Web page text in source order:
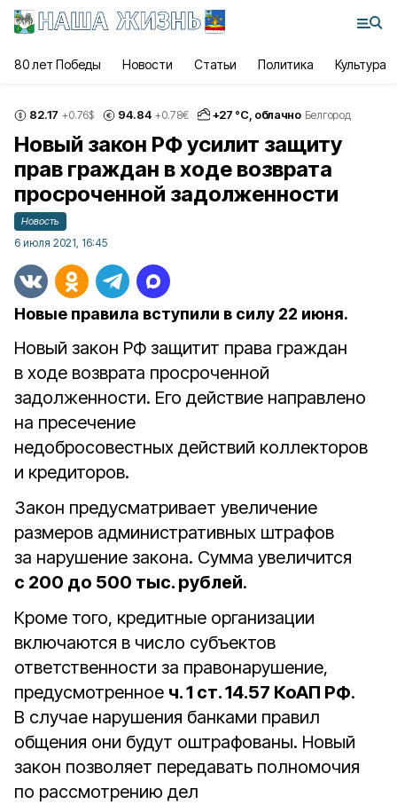
80 лет Победы Новости Статьи Политика Культура
82.17 +0.76$ 94.84 +0.78€ +27 °С, облачно Белгород
Новый закон РФ усилит защиту
прав граждан в ходе возврата
просроченной задолженности
Новость
6 июля 2021, 16:45
Новые правила вступили в силу 22 июня.
Новый закон РФ защитит права граждан
в ходе возврата просроченной
задолженности. Его действие направлено
на пресечение
недобросовестных действий коллекторов
и кредиторов.
Закон предусматривает увеличение
размеров административных штрафов
за нарушение закона. Сумма увеличится
с 200 до 500 тыс. рублей.
Кроме того, кредитные организации
включаются в число субъектов
ответственности за правонарушение,
предусмотренное ч. 1 ст. 14.57 КоАП РФ.
В случае нарушения банками правил
общения они будут оштрафованы. Новый
закон позволяет передавать полномочия
по рассмотрению дел